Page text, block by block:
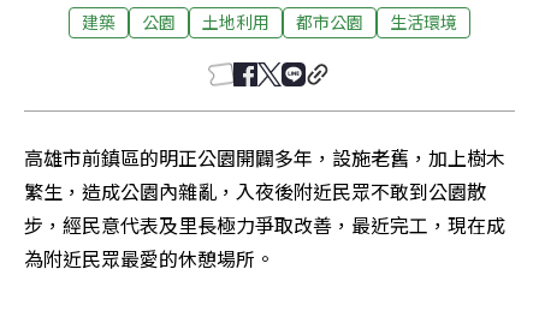
建築 公園 土地利用 都市公園 生活環境
高雄市前鎮區的明正公園開闢多年，設施老舊，加上樹木
繁生，造成公園內雜亂，入夜後附近民眾不敢到公園散
步，經民意代表及里長極力爭取改善，最近完工，現在成
為附近民眾最愛的休憩場所。